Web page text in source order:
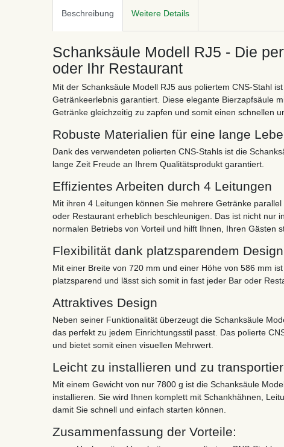
Beschreibung Weitere Details
Schanksäule Modell RJ5 - Die
oder Ihr Restaurant
Mit der Schanksäule Modell RJ5 aus poliertem CNS-Stahl
Getränkeerlebnis garantiert. Diese elegante Bierzapfsäule
Getränke gleichzeitig zu zapfen und somit einen schnellen
Robuste Materialien für eine lange
Dank des verwendeten polierten CNS-Stahls ist die
lange Zeit Freude an Ihrem Qualitätsprodukt garantiert.
Effizientes Arbeiten durch 4 Leitungen
Mit ihren 4 Leitungen können Sie mehrere Getränke
oder Restaurant erheblich beschleunigen. Das ist nicht nur
normalen Betriebs von Vorteil und hilft Ihnen, Ihren Gästen
Flexibilität dank platzsparendem Design
Mit einer Breite von 720 mm und einer Höhe von 586 mm
platzsparend und lässt sich somit in fast jeder Bar oder
Attraktives Design
Neben seiner Funktionalität überzeugt die Schanksäule
das perfekt zu jedem Einrichtungsstil passt. Das polierte
und bietet somit einen visuellen Mehrwert.
Leicht zu installieren und zu
Mit einem Gewicht von nur 7800 g ist die Schanksäule
installieren. Sie wird Ihnen komplett mit Schankhähnen,
damit Sie schnell und einfach starten können.
Zusammenfassung der Vorteile: